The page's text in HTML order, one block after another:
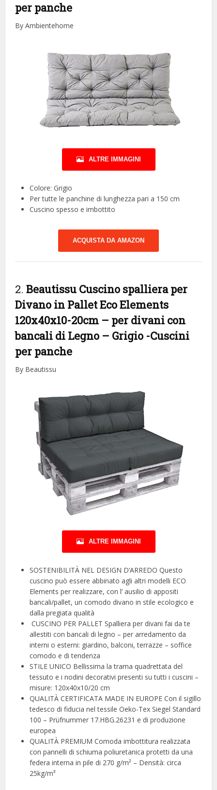
per panche
By Ambientehome
ALTRE IMMAGINI
Colore: Grigio
Per tutte le panchine di lunghezza pari a 150 cm
Cuscino spesso e imbottito
ACQUISTA DA AMAZON
2.Beautissu Cuscino spalliera per
Divano in Pallet Eco Elements
120x40x10-20cm – per divani con
bancali di Legno – Grigio -Cuscini
per panche
By Beautissu
ALTRE IMMAGINI
SOSTENIBILITÀ NEL DESIGN D’ARREDO Questo
cuscino può essere abbinato agli altri modelli ECO
Elements per realizzare, con l’ ausilio di appositi
bancali/pallet, un comodo divano in stile ecologico e
dalla pregiata qualità
️ CUSCINO PER PALLET Spalliera per divani fai da te
allestiti con bancali di legno – per arredamento da
interni o esterni: giardino, balconi, terrazze – soffice
comodo e di tendenza
STILE UNICO Bellissima la trama quadrettata del
tessuto e i nodini decorativi presenti su tutti i cuscini –
misure: 120x40x10/20 cm
QUALITÀ CERTIFICATA MADE IN EUROPE Con il sigillo
tedesco di fiducia nel tessile Oeko-Tex Siegel Standard
100 – Prüfnummer 17.HBG.26231 e di produzione
europea
QUALITÀ PREMIUM Comoda imbottitura realizzata
con pannelli di schiuma poliuretanica protetti da una
federa interna in pile di 270 g/m² – Densità: circa
25kg/m³